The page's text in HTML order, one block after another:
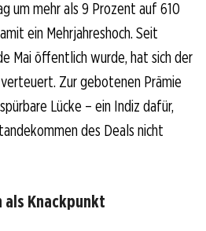
um mehr als 9 Prozent auf 610
ein Mehrjahreshoch. Seit
Mai öffentlich wurde, hat sich der
Zur gebotenen Prämie
Lücke – ein Indiz dafür,
des Deals nicht
als Knackpunkt